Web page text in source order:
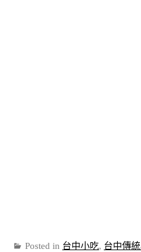
Posted in 台中小吃, 台中傳